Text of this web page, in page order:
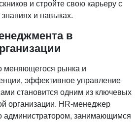
и стройте свою карьеру с
и навыках.
в
меняющегося рынка и
эффективное управление
становится одним из ключевых
организации. HR-менеджер
администратором, занимающимся